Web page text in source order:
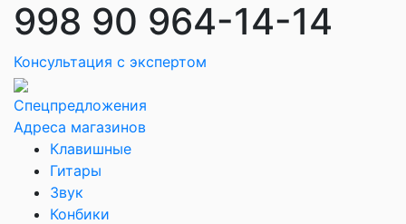
998 90 964-14-14
Консультация с экспертом
Спецпредложения
Адреса магазинов
Клавишные
Гитары
Звук
Конбики